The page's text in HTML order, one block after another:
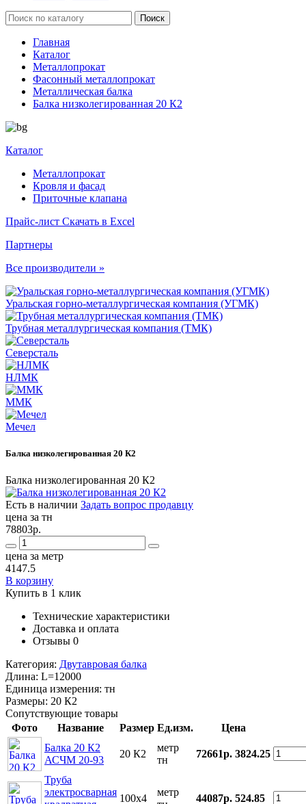
Главная
Каталог
Металлопрокат
Фасонный металлопрокат
Металлическая балка
Балка низколегированная 20 К2
Каталог
Металлопрокат
Кровля и фасад
Приточные клапана
Прайс-лист Скачать в Excel
Партнеры
Все производители »
Уральская горно-металлургическая компания (УГМК)
Трубная металлургическая компания (ТМК)
Северсталь
НЛМК
ММК
Мечел
Балка низколегированная 20 К2
Балка низколегированная 20 К2
Есть в наличии Задать вопрос продавцу
цена за тн
78803р.
цена за метр
4147.5
В корзину
Купить в 1 клик
Технические характеристики
Доставка и оплата
Отзывы 0
Категория: Двутавровая балка
Длина: L=12000
Единица измерения: тн
Размеры: 20 К2
Сопутствующие товары
Фото
Название Размер Ед.изм.
Цена
Балка 20 К2
АСЧМ 20-93
20 К2
метр
тн
72661р. 3824.25
Труба
электросварная
100x4
метр
44087р. 524.85